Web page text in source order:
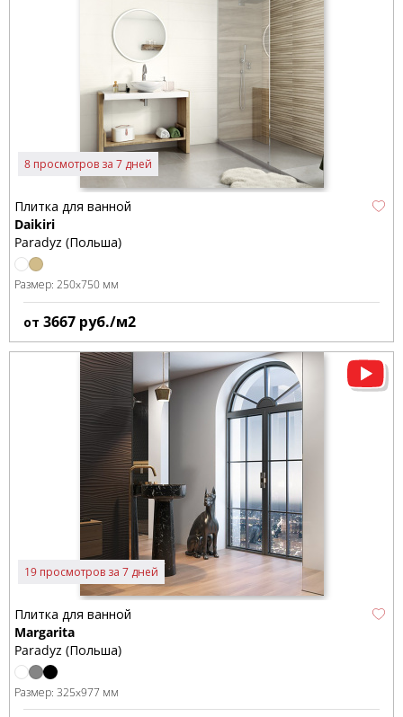
8 просмотров за 7 дней
Плитка для ванной
Daikiri
Paradyz (Польша)
Размер: 250x750 мм
от 3667 руб./м2
19 просмотров за 7 дней
Плитка для ванной
Margarita
Paradyz (Польша)
Размер: 325x977 мм